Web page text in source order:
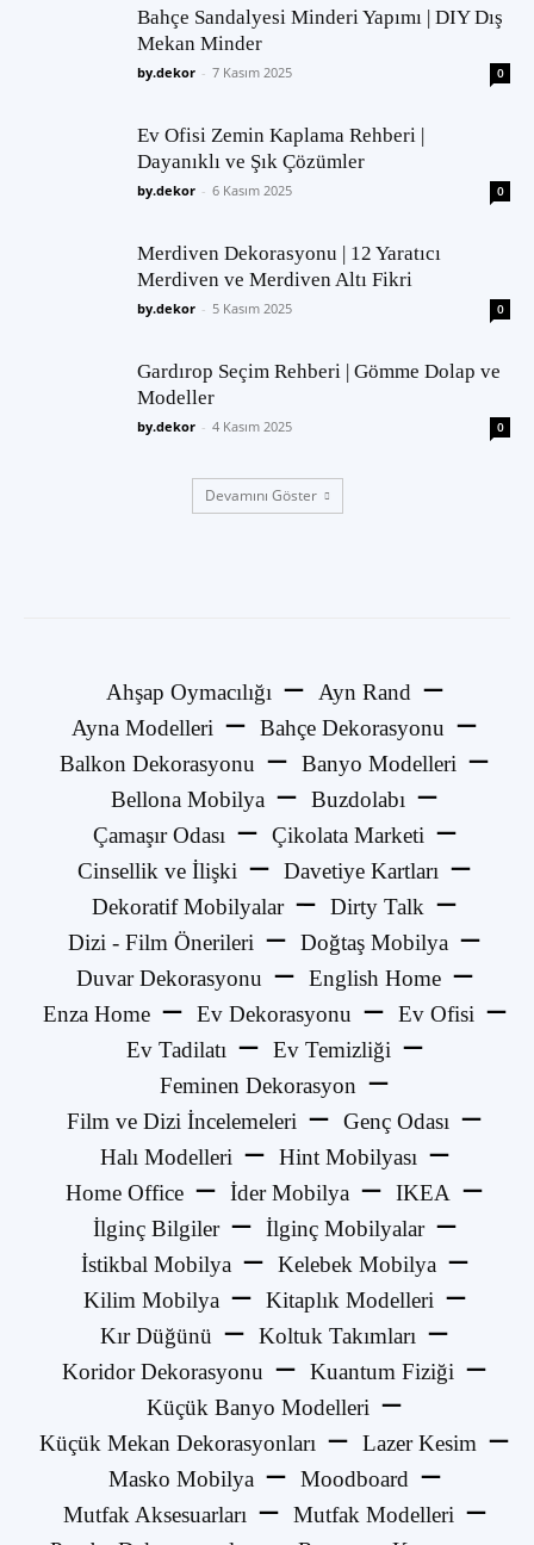
Bahçe Sandalyesi Minderi Yapımı | DIY Dış
Mekan Minder
by.dekor - 7 Kasım 2025 0
Ev Ofisi Zemin Kaplama Rehberi |
Dayanıklı ve Şık Çözümler
by.dekor - 6 Kasım 2025 0
Merdiven Dekorasyonu | 12 Yaratıcı
Merdiven ve Merdiven Altı Fikri
by.dekor - 5 Kasım 2025 0
Gardırop Seçim Rehberi | Gömme Dolap ve
Modeller
by.dekor - 4 Kasım 2025 0
Devamını Göster
Ahşap Oymacılığı
Ayn Rand
Ayna Modelleri
Bahçe Dekorasyonu
Balkon Dekorasyonu
Banyo Modelleri
Bellona Mobilya
Buzdolabı
Çamaşır Odası
Çikolata Marketi
Cinsellik ve İlişki
Davetiye Kartları
Dekoratif Mobilyalar
Dirty Talk
Dizi - Film Önerileri
Doğtaş Mobilya
Duvar Dekorasyonu
English Home
Enza Home
Ev Dekorasyonu
Ev Ofisi
Ev Tadilatı
Ev Temizliği
Feminen Dekorasyon
Film ve Dizi İncelemeleri
Genç Odası
Halı Modelleri
Hint Mobilyası
Home Office
İder Mobilya
IKEA
İlginç Bilgiler
İlginç Mobilyalar
İstikbal Mobilya
Kelebek Mobilya
Kilim Mobilya
Kitaplık Modelleri
Kır Düğünü
Koltuk Takımları
Koridor Dekorasyonu
Kuantum Fiziği
Küçük Banyo Modelleri
Küçük Mekan Dekorasyonları
Lazer Kesim
Masko Mobilya
Moodboard
Mutfak Aksesuarları
Mutfak Modelleri